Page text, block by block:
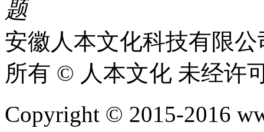
题​
安徽人本文化科技有限
所有 © 人本文化 未经许
Copyright © 2015-2016